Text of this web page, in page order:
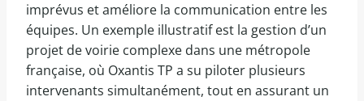
imprévus et améliore la communication entre les
équipes. Un exemple illustratif est la gestion d’un
projet de voirie complexe dans une métropole
française, où Oxantis TP a su piloter plusieurs
intervenants simultanément, tout en assurant un